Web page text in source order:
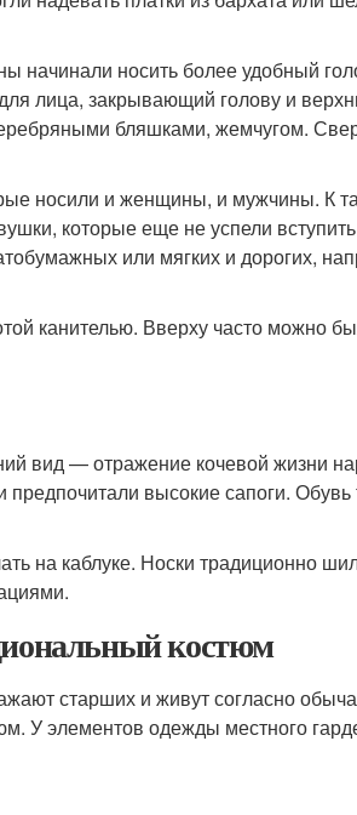
начинали носить более удобный
лица, закрывающий голову и
бляшками, жемчугом.
носили и женщины, и мужчины. К
которые еще не успели
или мягких и дорогих,
канителью. Вверху часто можно
вид — отражение кочевой жизни
предпочитали высокие сапоги. Обувь
на каблуке. Носки традиционно
костюм
старших и живут согласно
У элементов одежды местного